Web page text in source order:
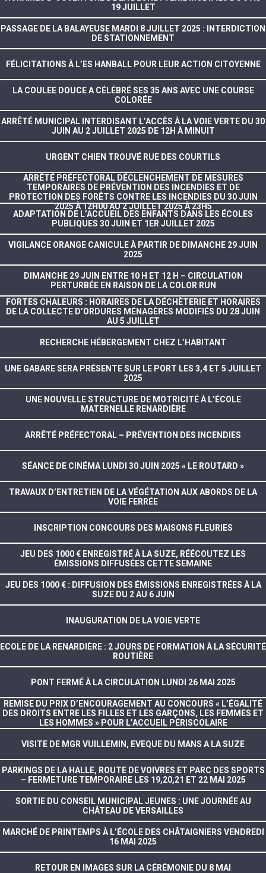
19 JUILLET
PASSAGE DE LA BALAYEUSE MARDI 8 JUILLET 2025 : INTERDICTION
DE STATIONNEMENT
FÉLICITATIONS À L’ES HANBALL POUR LEUR ACTION CITOYENNE
LA COULEE DOUCE A CÉLÉBRÉ SES 35 ANS AVEC UNE COURSE
COLORÉE
ARRÊTÉ MUNICIPAL INTERDISANT L’ACCÈS À LA VOIE VERTE DU 30
JUIN AU 2 JUILLET 2025 DE 12H À MINUIT
URGENT CHIEN TROUVÉ RUE DES COURTILS
ARRÊTÉ PRÉFECTORAL DÉCLENCHEMENT DE MESURES
TEMPORAIRES DE PRÉVENTION DES INCENDIES ET DE
PROTECTION DES FORÊTS CONTRE LES INCENDIES DU 30 JUIN
2025 À 12H00 AU 2 JUILLET 2025 À 23H5
ADAPTATION DE L’ACCUEIL DES ENFANTS DANS LES ÉCOLES
PUBLIQUES 30 JUIN ET 1ER JUILLET 2025
VIGILANCE ORANGE CANICULE À PARTIR DE DIMANCHE 29 JUIN
2025
DIMANCHE 29 JUIN ENTRE 10 H ET 12 H – CIRCULATION
PERTURBÉE EN RAISON DE LA COLOR RUN
FORTES CHALEURS : HORAIRES DE LA DÉCHÈTERIE ET HORAIRES
DE LA COLLECTE D’ORDURES MÉNAGÈRES MODIFIÉS DU 28 JUIN
AU 5 JUILLET
RECHERCHE HÉBERGEMENT CHEZ L’HABITANT
UNE GABARE SERA PRÉSENTE SUR LE PORT LES 3,4 ET 5 JUILLET
2025
UNE NOUVELLE STRUCTURE DE MOTRICITÉ À L’ÉCOLE
MATERNELLE RENARDIÈRE
ARRÊTÉ PRÉFECTORAL – PRÉVENTION DES INCENDIES
SÉANCE DE CINÉMA LUNDI 30 JUIN 2025 « LE ROUTARD »
TRAVAUX D’ENTRETIEN DE LA VÉGÉTATION AUX ABORDS DE LA
VOIE FERRÉE
INSCRIPTION CONCOURS DES MAISONS FLEURIES
JEU DES 1000 € ENREGISTRÉ À LA SUZE, RÉÉCOUTEZ LES
ÉMISSIONS DIFFUSÉES CETTE SEMAINE
JEU DES 1000 € : DIFFUSION DES ÉMISSIONS ENREGISTRÉES À LA
SUZE DU 2 AU 6 JUIN
INAUGURATION DE LA VOIE VERTE
ECOLE DE LA RENARDIÈRE : 2 JOURS DE FORMATION À LA SÉCURITÉ
ROUTIÈRE
PONT FERMÉ À LA CIRCULATION LUNDI 26 MAI 2025
REMISE DU PRIX D’ENCOURAGEMENT AU CONCOURS « L’ÉGALITÉ
DES DROITS ENTRE LES FILLES ET LES GARÇONS, LES FEMMES ET
LES HOMMES » POUR L’ACCUEIL PÉRISCOLAIRE
VISITE DE MGR VUILLEMIN, EVEQUE DU MANS A LA SUZE
PARKINGS DE LA HALLE, ROUTE DE VOIVRES ET PARC DES SPORTS
– FERMETURE TEMPORAIRE LES 19,20,21 ET 22 MAI 2025
SORTIE DU CONSEIL MUNICIPAL JEUNES : UNE JOURNÉE AU
CHÂTEAU DE VERSAILLES
MARCHÉ DE PRINTEMPS À L’ÉCOLE DES CHÂTAIGNIERS VENDREDI
16 MAI 2025
RETOUR EN IMAGES SUR LA CÉRÉMONIE DU 8 MAI